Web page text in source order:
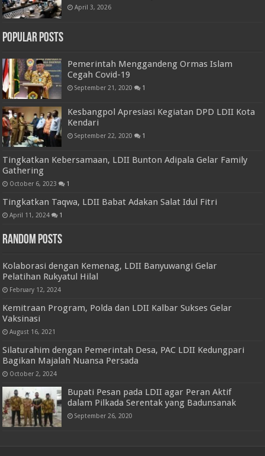
April 3, 2026
Popular Posts
Pemerintah Menggandeng Ormas Islam
Cegah Covid-19
September 21, 2020 1
Kesbangpol Apresiasi Kegiatan DPD LDII Kota
Kendari
September 22, 2020 1
Tingkatkan Kebersamaan, LDII Bunton Adipala Gelar Family
Gathering
October 6, 2023 1
Tingkatkan Taqwa, LDII Babat Adakan Salat Idul Fitri
April 11, 2024 1
Random Posts
Kolaborasi dengan Kemenag, LDII Banyuwangi Gelar
Pelatihan Rukyatul Hilal
February 12, 2024
Kemitraan Program, Polda dan LDII Kalbar Sukses Gelar
Vaksinasi
August 16, 2021
Silaturahim dengan Pemerintah Desa, PAC LDII Kedungpari
Bagikan Majalah Nuansa Persada
October 2, 2024
Bupati Pesan pada LDII agar Peran Aktif
dalam Pilkada Serentak yang Badunsanak
September 26, 2020